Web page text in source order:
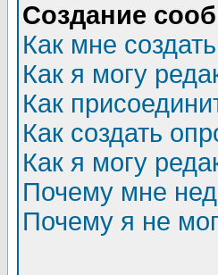
Создание
Как мне
Как я могу
Как
Как создать
Как я могу
Почему мне
Почему я не